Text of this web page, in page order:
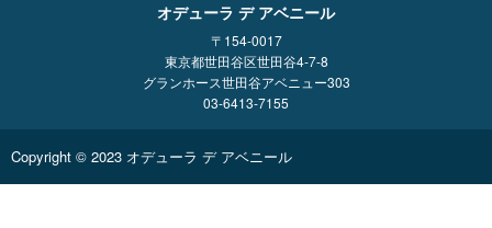
オデューラ デ アベニール
〒154-0017
東京都世田谷区世田谷4-7-8
グランホース世田谷アベニュー303
03-6413-7155
Copyright © 2023 オデューラ デ アベニール